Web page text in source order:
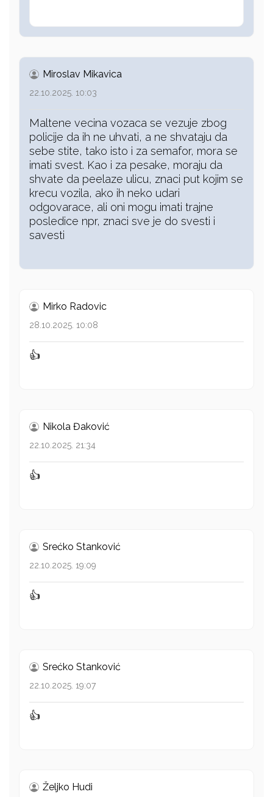
Miroslav Mikavica
22.10.2025. 10:03
Maltene vecina vozaca se vezuje zbog
policije da ih ne uhvati, a ne shvataju da
sebe stite, tako isto i za semafor, mora se
imati svest. Kao i za pesake, moraju da
shvate da peelaze ulicu, znaci put kojim se
krecu vozila, ako ih neko udari
odgovarace, ali oni mogu imati trajne
posledice npr, znaci sve je do svesti i
savesti
Mirko Radovic
28.10.2025. 10:08
👍
Nikola Đaković
22.10.2025. 21:34
👍
Srećko Stanković
22.10.2025. 19:09
👍
Srećko Stanković
22.10.2025. 19:07
👍
Željko Hudi